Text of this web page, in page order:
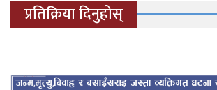
प्रतिक्रिया दिनुहोस्